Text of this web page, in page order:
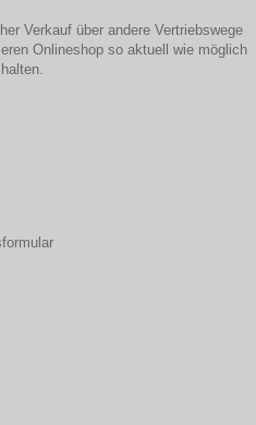
Verkauf über andere Vertriebswege
Onlineshop so aktuell wie möglich